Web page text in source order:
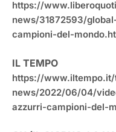
https://
news/31872593/
campioni-del-
IL TEMPO
https://
news/2022/06/04/
azzurri-campioni-del-